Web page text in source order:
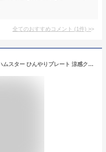
全てのおすすめコメント (1件) >
ペットひんやりアルミプレート ハムスター ひんやりプレート 涼感クールベッド アルミ クールマット ペットひんやりアルミンボード 暑さ対策 冷却パッド 物理冷却 温度を下げる 小動物に適用 熱中症対策 兎 涼しい 冷却マット ウサギ 夏用 ペット用品 30*20cm 軽い 薄い